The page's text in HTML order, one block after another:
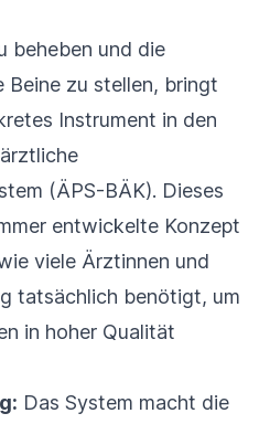
beheben und die
Beine zu stellen, bringt
Instrument in den
(ÄPS-BÄK). Dieses
entwickelte Konzept
viele Ärztinnen und
tatsächlich benötigt, um
in hoher Qualität
Das System macht die